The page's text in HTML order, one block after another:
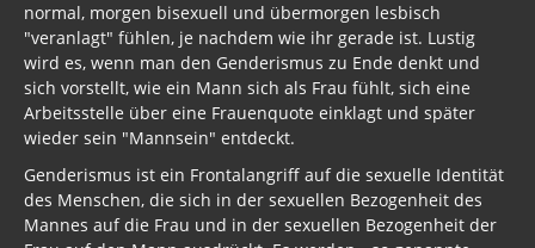
normal, morgen bisexuell und übermorgen lesbisch
"veranlagt" fühlen, je nachdem wie ihr gerade ist. Lustig
wird es, wenn man den Genderismus zu Ende denkt und
sich vorstellt, wie ein Mann sich als Frau fühlt, sich eine
Arbeitsstelle über eine Frauenquote einklagt und später
wieder sein "Mannsein" entdeckt.
Genderismus ist ein Frontalangriff auf die sexuelle Identität
des Menschen, die sich in der sexuellen Bezogenheit des
Mannes auf die Frau und in der sexuellen Bezogenheit der